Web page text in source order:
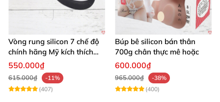
Vòng rung silicon 7 chế độ
chính hãng Mỹ kích thích
cực đỉnh
550.000₫
615.000₫
-11%
(407)
Búp bê silicon bán thân
700g chân thực mê hoặc
600.000₫
965.000₫
-38%
(400)